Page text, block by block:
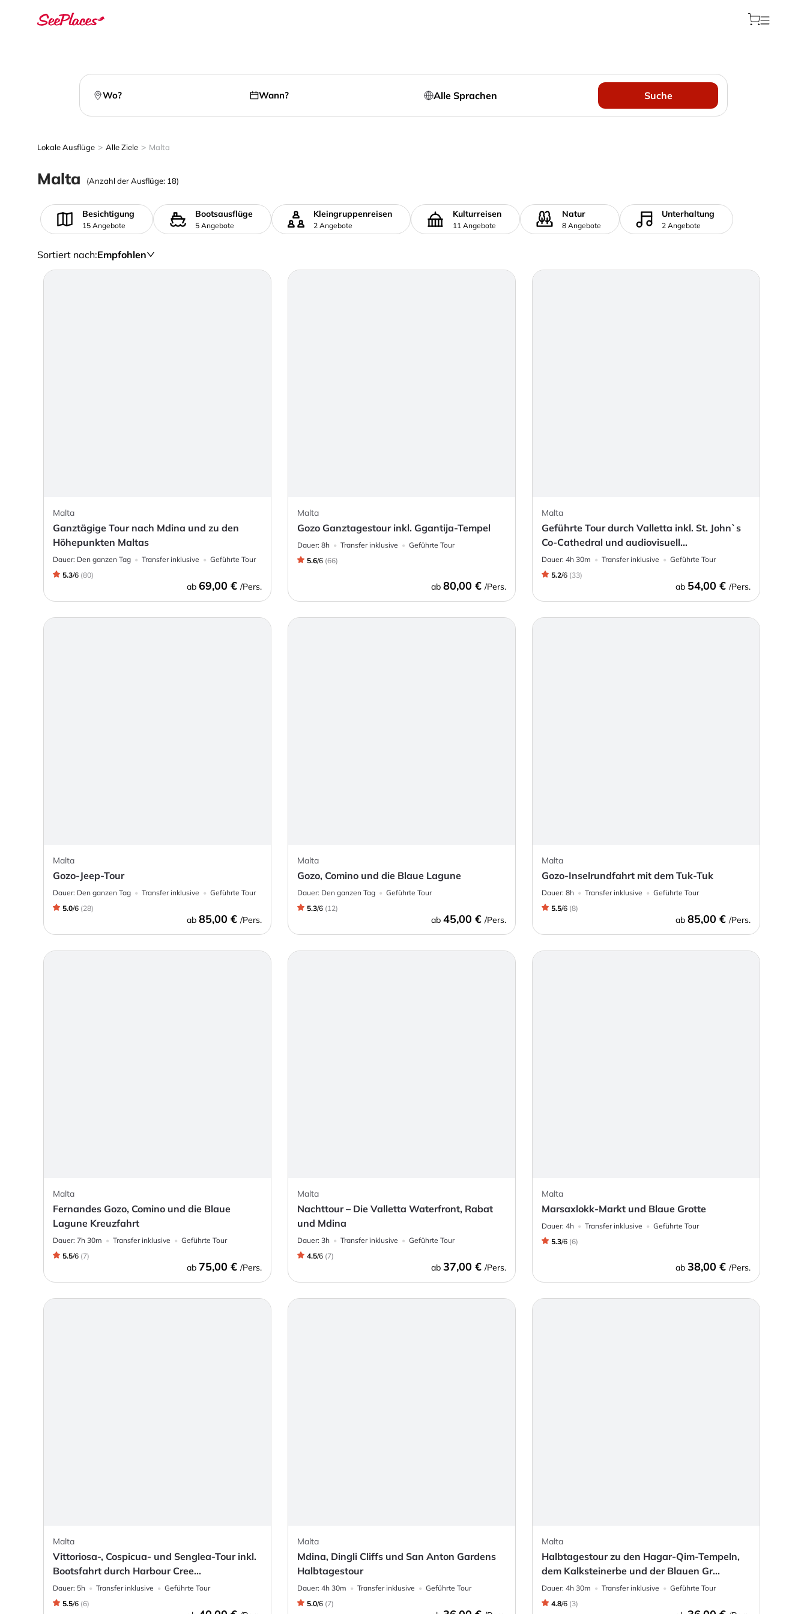
Wo? Wann? Alle Sprachen Suche
Lokale Ausflüge > Alle Ziele > Malta
Malta (Anzahl der Ausflüge: 18)
Besichtigung
15 Angebote
Bootsausflüge
5 Angebote
Kleingruppenreisen
2 Angebote
Kulturreisen
11 Angebote
Natur
8 Angebote
Unterhaltung
2 Angebote
Sortiert nach:Empfohlen
Malta
Ganztägige Tour nach Mdina und zu den
Höhepunkten Maltas
Dauer: Den ganzen Tag Transfer inklusive
Geführte Tour
5.3/6 (80)
ab69,00 € /Pers.
Malta
Gozo Ganztagestour inkl. Ggantija-Tempel
Dauer: 8h Transfer inklusive
Geführte Tour
5.6/6 (66)
ab 80,00 € /Pers.
Malta
Geführte Tour durch Valletta inkl. St. John`s
Co-Cathedral und audiovisuell...
Dauer: 4h 30m Transfer inklusive
Geführte Tour
5.2/6 (33)
ab 54,00 € /Pers.
Malta
Gozo-Jeep-Tour
Dauer: Den ganzen Tag Transfer inklusive
Geführte Tour
5.0/6 (28)
ab85,00 € /Pers.
Malta
Gozo, Comino und die Blaue Lagune
Dauer: Den ganzen Tag
Geführte Tour
5.3/6 (12)
ab 45,00 € /Pers.
Malta
Gozo-Inselrundfahrt mit dem Tuk-Tuk
Dauer: 8h Transfer inklusive
Geführte Tour
5.5/6 (8)
ab 85,00 € /Pers.
Malta
Fernandes Gozo, Comino und die Blaue
Lagune Kreuzfahrt
Dauer: 7h 30m Transfer inklusive
Geführte Tour
5.5/6 (7)
ab 75,00 € /Pers.
Malta
Nachttour – Die Valletta Waterfront, Rabat
und Mdina
Dauer: 3h Transfer inklusive
Geführte Tour
4.5/6 (7)
ab 37,00 € /Pers.
Malta
Marsaxlokk-Markt und Blaue Grotte
Dauer: 4h Transfer inklusive
Geführte Tour
5.3/6 (6)
ab 38,00 € /Pers.
Malta
Vittoriosa-, Cospicua- und Senglea-Tour inkl.
Bootsfahrt durch Harbour Cree...
Dauer: 5h Transfer inklusive
Geführte Tour
5.5/6 (6)
Malta
Mdina, Dingli Cliffs und San Anton Gardens
Halbtagestour
Dauer: 4h 30m Transfer inklusive
Geführte Tour
5.0/6 (7)
Malta
Halbtagestour zu den Hagar-Qim-Tempeln,
dem Kalksteinerbe und der Blauen Gr...
Dauer: 4h 30m Transfer inklusive
Geführte Tour
4.8/6 (3)